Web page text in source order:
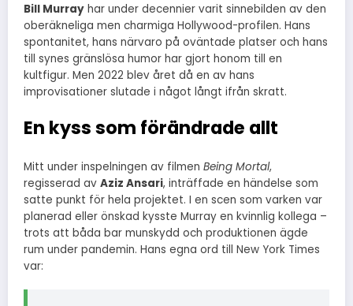
Bill Murray har under decennier varit sinnebilden av den
oberäkneliga men charmiga Hollywood-profilen. Hans
spontanitet, hans närvaro på oväntade platser och hans
till synes gränslösa humor har gjort honom till en
kultfigur. Men 2022 blev året då en av hans
improvisationer slutade i något långt ifrån skratt.
En kyss som förändrade allt
Mitt under inspelningen av filmen Being Mortal,
regisserad av Aziz Ansari, inträffade en händelse som
satte punkt för hela projektet. I en scen som varken var
planerad eller önskad kysste Murray en kvinnlig kollega –
trots att båda bar munskydd och produktionen ägde
rum under pandemin. Hans egna ord till New York Times
var: